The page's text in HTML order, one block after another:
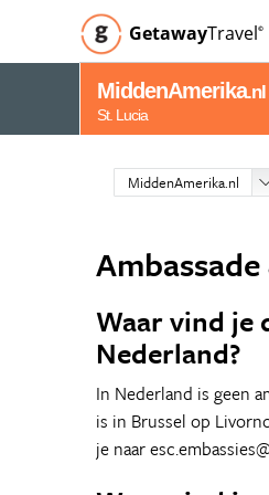
GetawayTravel©
MiddenAmerika.nl
St. Lucia
MiddenAmerika.nl
Waar vind je
Nederland?
In Nederland is geen
is in Brussel op
je naar